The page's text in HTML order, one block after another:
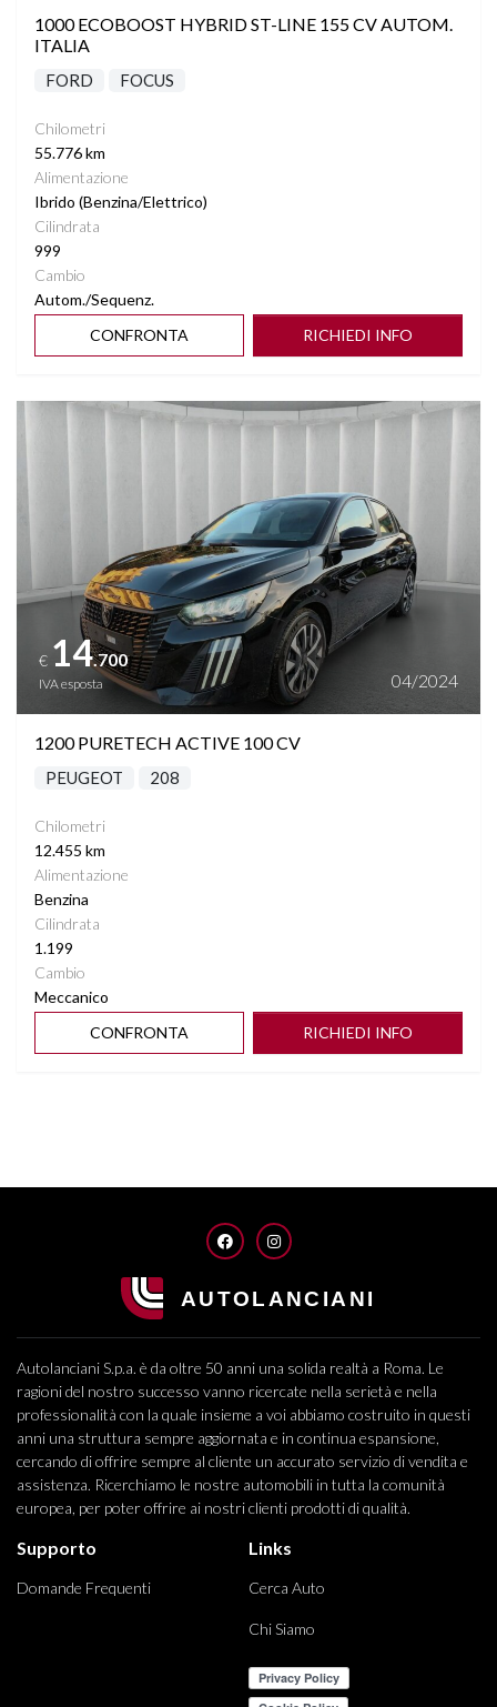
1000 ECOBOOST HYBRID ST-LINE 155 CV AUTOM.
ITALIA
FORD FOCUS
Chilometri
55.776 km
Alimentazione
Ibrido (Benzina/Elettrico)
Cilindrata
999
Cambio
Autom./Sequenz.
CONFRONTA
RICHIEDI INFO
Vedi dettagli
€ 14.700
IVA esposta 04/2024
1200 PURETECH ACTIVE 100 CV
PEUGEOT 208
Chilometri
12.455 km
Alimentazione
Benzina
Cilindrata
1.199
Cambio
Meccanico
CONFRONTA
RICHIEDI INFO
FACEBOOKINSTAGRAM
Autolanciani S.p.a. è da oltre 50 anni una solida realtà a Roma. Le
ragioni del nostro successo vanno ricercate nella serietà e nella
professionalità con la quale insieme a voi abbiamo costruito in questi
anni una struttura sempre aggiornata e in continua espansione,
cercando di offrire sempre al cliente un accurato servizio di vendita e
assistenza. Ricerchiamo le nostre automobili in tutta la comunità
europea, per poter offrire ai nostri clienti prodotti di qualità.
Supporto
Domande Frequenti
Links
Cerca Auto
Chi Siamo